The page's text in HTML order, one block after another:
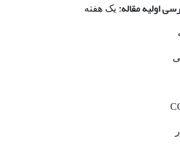
اولیه مقاله: یک هفته